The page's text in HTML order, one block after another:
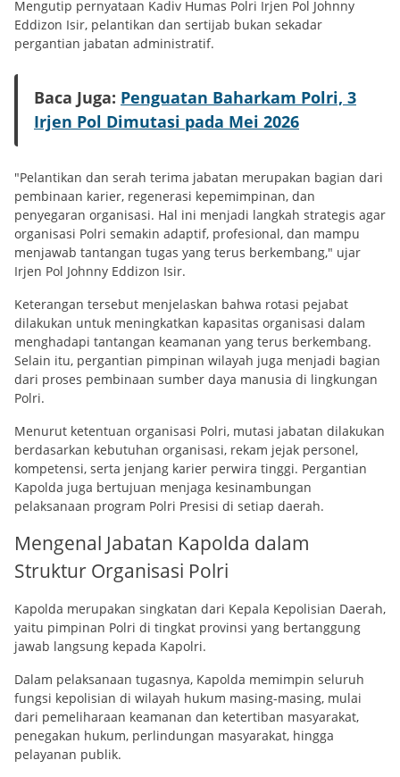
Mengutip pernyataan Kadiv Humas Polri Irjen Pol Johnny
Eddizon Isir, pelantikan dan sertijab bukan sekadar
pergantian jabatan administratif.
Baca Juga: Penguatan Baharkam Polri, 3
Irjen Pol Dimutasi pada Mei 2026
"Pelantikan dan serah terima jabatan merupakan bagian dari
pembinaan karier, regenerasi kepemimpinan, dan
penyegaran organisasi. Hal ini menjadi langkah strategis agar
organisasi Polri semakin adaptif, profesional, dan mampu
menjawab tantangan tugas yang terus berkembang," ujar
Irjen Pol Johnny Eddizon Isir.
Keterangan tersebut menjelaskan bahwa rotasi pejabat
dilakukan untuk meningkatkan kapasitas organisasi dalam
menghadapi tantangan keamanan yang terus berkembang.
Selain itu, pergantian pimpinan wilayah juga menjadi bagian
dari proses pembinaan sumber daya manusia di lingkungan
Polri.
Menurut ketentuan organisasi Polri, mutasi jabatan dilakukan
berdasarkan kebutuhan organisasi, rekam jejak personel,
kompetensi, serta jenjang karier perwira tinggi. Pergantian
Kapolda juga bertujuan menjaga kesinambungan
pelaksanaan program Polri Presisi di setiap daerah.
Mengenal Jabatan Kapolda dalam
Struktur Organisasi Polri
Kapolda merupakan singkatan dari Kepala Kepolisian Daerah,
yaitu pimpinan Polri di tingkat provinsi yang bertanggung
jawab langsung kepada Kapolri.
Dalam pelaksanaan tugasnya, Kapolda memimpin seluruh
fungsi kepolisian di wilayah hukum masing-masing, mulai
dari pemeliharaan keamanan dan ketertiban masyarakat,
penegakan hukum, perlindungan masyarakat, hingga
pelayanan publik.